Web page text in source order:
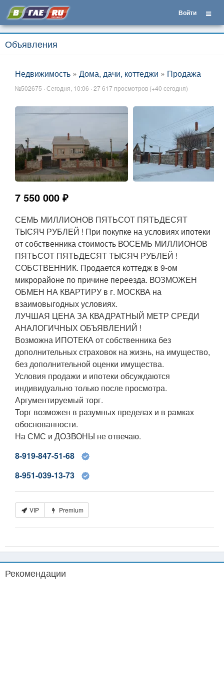
Войти
Объявления
Недвижимость » Дома, дачи, коттеджи » Продажа
№502675 · Сегодня, 10:06 · 27 617 просмотров (+40 сегодня)
7 550 000 ₽
СЕМЬ МИЛЛИОНОВ ПЯТЬСОТ ПЯТЬДЕСЯТ
ТЫСЯЧ РУБЛЕЙ ! При покупке на условиях ипотеки
от собственника стоимость ВОСЕМЬ МИЛЛИОНОВ
ПЯТЬСОТ ПЯТЬДЕСЯТ ТЫСЯЧ РУБЛЕЙ !
СОБСТВЕННИК. Продается коттедж в 9-ом
микрорайоне по причине переезда. ВОЗМОЖЕН
ОБМЕН НА КВАРТИРУ в г. МОСКВА на
взаимовыгодных условиях.
ЛУЧШАЯ ЦЕНА ЗА КВАДРАТНЫЙ МЕТР СРЕДИ
АНАЛОГИЧНЫХ ОБЪЯВЛЕНИЙ !
Возможна ИПОТЕКА от собственника без
дополнительных страховок на жизнь, на имущество,
без дополнительной оценки имущества.
Условия продажи и ипотеки обсуждаются
индивидуально только после просмотра.
Аргументируемый торг.
Торг возможен в разумных пределах и в рамках
обоснованности.
На СМС и ДОЗВОНЫ не отвечаю.
8-919-847-51-68
8-951-039-13-73
VIP Premium
Рекомендации